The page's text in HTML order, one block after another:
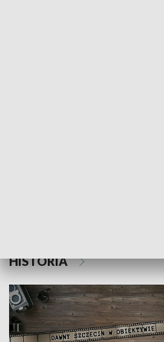
HISTORIA